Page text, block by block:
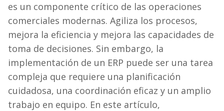
es un componente crítico de las operaciones
comerciales modernas. Agiliza los procesos,
mejora la eficiencia y mejora las capacidades de
toma de decisiones. Sin embargo, la
implementación de un ERP puede ser una tarea
compleja que requiere una planificación
cuidadosa, una coordinación eficaz y un amplio
trabajo en equipo. En este artículo,